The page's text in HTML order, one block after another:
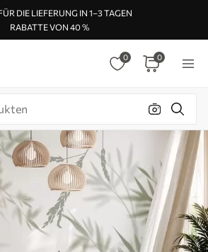
DIE LIEFERUNG IN 1–3 TAGEN
RABATTE VON 40 %
0 0